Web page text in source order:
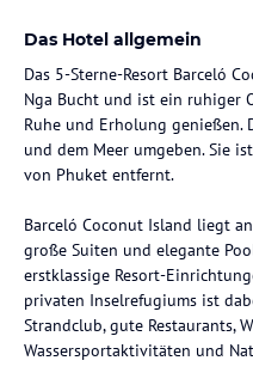
Das Hotel allgemein
Das 5-Sterne-Resort Barceló
Nga Bucht und ist ein ruhiger
Ruhe und Erholung genießen.
und dem Meer umgeben. Sie
von Phuket entfernt.
Barceló Coconut Island liegt
große Suiten und elegante
erstklassige Resort-
privaten Inselrefugiums ist
Strandclub, gute Restaurants,
Wassersportaktivitäten und